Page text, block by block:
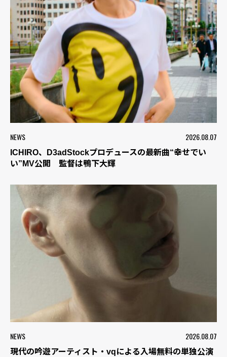
NEWS 2026.08.07
ICHIRO、D3adStockプロデュースの最新曲“幸せでい
い”MV公開 監督は鴨下大輝
NEWS 2026.08.07
現代の吟遊アーティスト・vqによる入場無料の単独公演